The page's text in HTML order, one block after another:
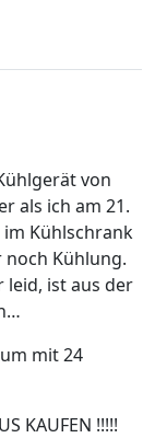
von
als ich am 21.
Kühlschrank
Kühlung.
leid, ist aus der
mit 24
KAUFEN !!!!!